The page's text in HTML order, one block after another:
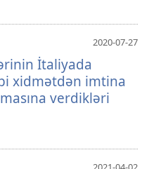
2020-07-27
İtaliyada
xidmətdən imtina
verdikləri